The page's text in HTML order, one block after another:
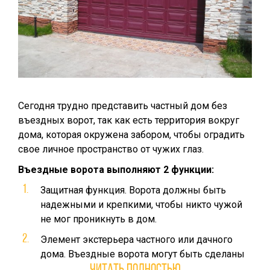
Сегодня трудно представить частный дом без
въездных ворот, так как есть территория вокруг
дома, которая окружена забором, чтобы оградить
свое личное пространство от чужих глаз.
Въездные ворота выполняют 2 функции:
Защитная функция. Ворота должны быть
надежными и крепкими, чтобы никто чужой
не мог проникнуть в дом.
Элемент экстерьера частного или дачного
дома. Въездные ворота могут быть сделаны